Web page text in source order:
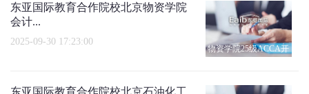
物资学院25级ACCA开
东亚国际教育合作院校北京物资学院
会计...
2025-09-30 17:23:00